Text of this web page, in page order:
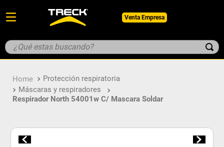
Venta Empresa
¿Qué estas buscando?
Protección respiratoria
Máscaras y respiradores
Respirador North 54001w C/ Mascara Soldar
1. botin
2. pantalon